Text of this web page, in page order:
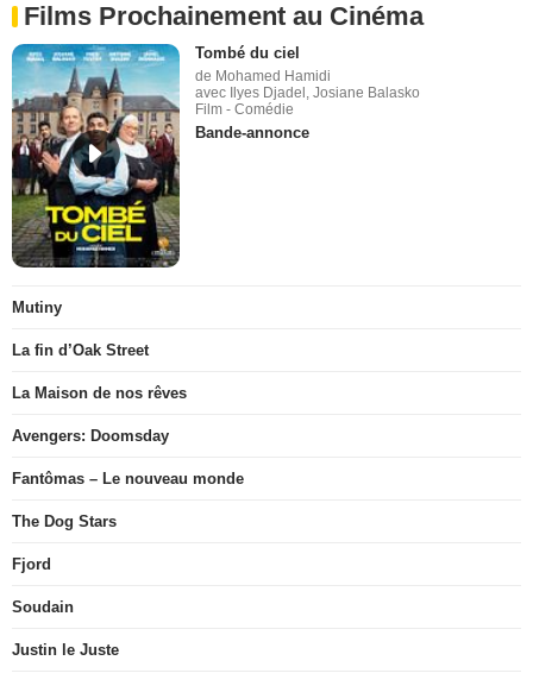
Films Prochainement au Cinéma
Tombé du ciel
de Mohamed Hamidi
avec Ilyes Djadel, Josiane Balasko
Film - Comédie
Bande-annonce
Mutiny
La fin d’Oak Street
La Maison de nos rêves
Avengers: Doomsday
Fantômas – Le nouveau monde
The Dog Stars
Fjord
Soudain
Justin le Juste